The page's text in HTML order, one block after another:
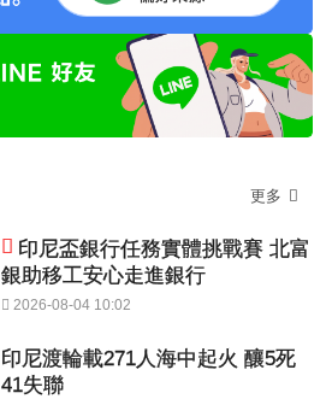
更多
印尼盃銀行任務實體挑戰賽 北富
銀助移工安心走進銀行
2026-08-04 10:02
印尼渡輪載271人海中起火 釀5死
41失聯